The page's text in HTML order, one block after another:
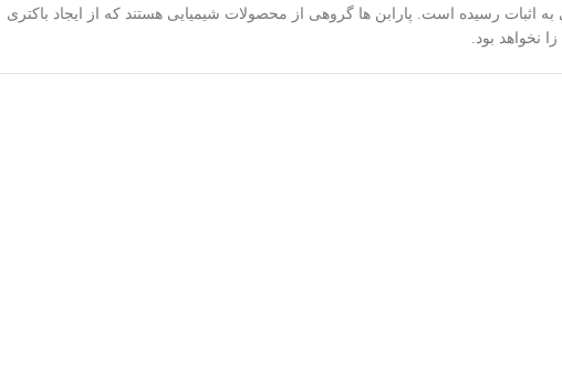
رسیده است. پارابن ها گروهی از محصولات شیمیایی هستند که از ایجاد باکتری
نخواهد بود.